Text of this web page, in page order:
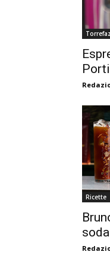
Ricette